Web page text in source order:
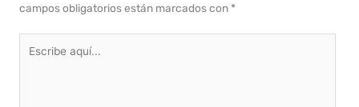
campos obligatorios están marcados con *
aquí...